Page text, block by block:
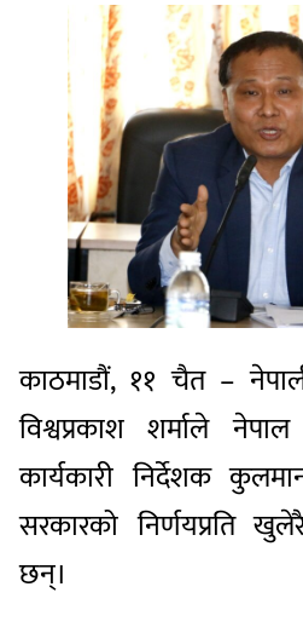
काठमाडौं, ११ चैत –
विश्वप्रकाश शर्माले
कार्यकारी निर्देशक
सरकारको निर्णयप्रति
छन्।